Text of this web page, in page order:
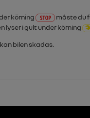
körning
måste du
lyser i gult under körning
bilen skadas.